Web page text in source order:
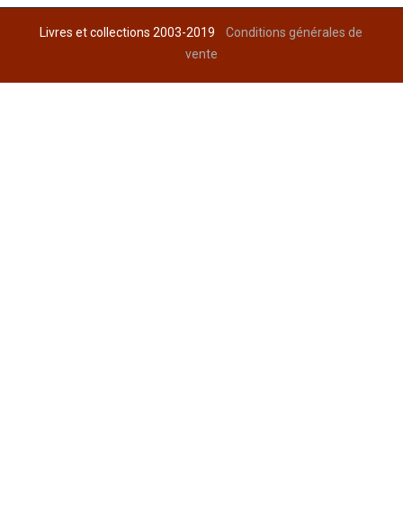
Livres et collections 2003-2019Conditions générales de
vente